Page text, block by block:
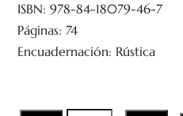
d
o
c
o
5
ISBN: 978-84-18079-46-7
Páginas: 74
Encuadernación: Rústica